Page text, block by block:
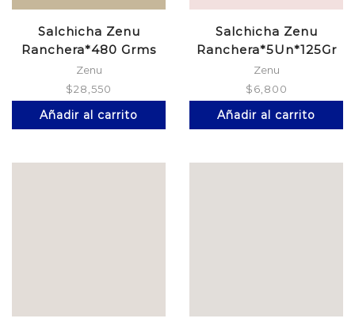
Salchicha Zenu
Ranchera*480 Grms
Zenu
$28,550
Añadir al carrito
Salchicha Zenu
Ranchera*5Un*125Gr
Zenu
$6,800
Añadir al carrito